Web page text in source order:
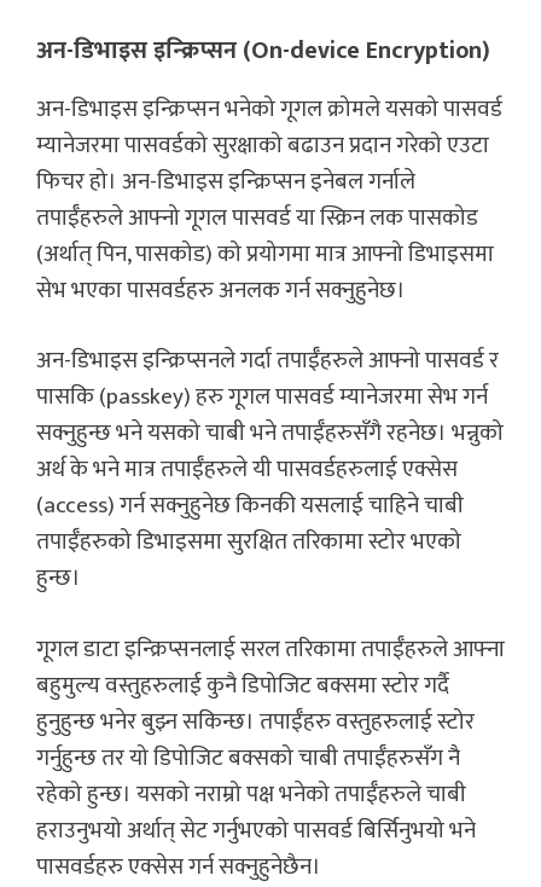
अन-डिभाइस इन्क्रिप्सन (On-device Encryption)
अन-डिभाइस इन्क्रिप्सन भनेको गूगल क्रोमले यसको पासवर्ड
म्यानेजरमा पासवर्डको सुरक्षाको बढाउन प्रदान गरेको एउटा
फिचर हो। अन-डिभाइस इन्क्रिप्सन इनेबल गर्नाले
तपाईँहरुले आफ्नो गूगल पासवर्ड या स्क्रिन लक पासकोड
(अर्थात् पिन, पासकोड) को प्रयोगमा मात्र आफ्नो डिभाइसमा
सेभ भएका पासवर्डहरु अनलक गर्न सक्नुहुनेछ।
अन-डिभाइस इन्क्रिप्सनले गर्दा तपाईँहरुले आफ्नो पासवर्ड र
पासकि (passkey) हरु गूगल पासवर्ड म्यानेजरमा सेभ गर्न
सक्नुहुन्छ भने यसको चाबी भने तपाईँहरुसँगै रहनेछ। भन्नुको
अर्थ के भने मात्र तपाईँहरुले यी पासवर्डहरुलाई एक्सेस
(access) गर्न सक्नुहुनेछ किनकी यसलाई चाहिने चाबी
तपाईँहरुको डिभाइसमा सुरक्षित तरिकामा स्टोर भएको
हुन्छ।
गूगल डाटा इन्क्रिप्सनलाई सरल तरिकामा तपाईँहरुले आफ्ना
बहुमुल्य वस्तुहरुलाई कुनै डिपोजिट बक्समा स्टोर गर्दै
हुनुहुन्छ भनेर बुझ्न सकिन्छ। तपाईँहरु वस्तुहरुलाई स्टोर
गर्नुहुन्छ तर यो डिपोजिट बक्सको चाबी तपाईँहरुसँग नै
रहेको हुन्छ। यसको नराम्रो पक्ष भनेको तपाईँहरुले चाबी
हराउनुभयो अर्थात् सेट गर्नुभएको पासवर्ड बिर्सिनुभयो भने
पासवर्डहरु एक्सेस गर्न सक्नुहुनेछैन।